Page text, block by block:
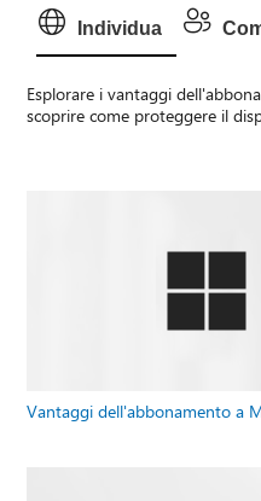
Individua
Esplorare i vantaggi
scoprire come proteggere il
Vantaggi dell'abbonamento a